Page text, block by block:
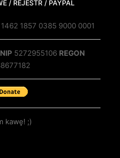
/ REJESTR / PAYPAL
1857 0385 9000 0001
NIP 5272955106 REGON